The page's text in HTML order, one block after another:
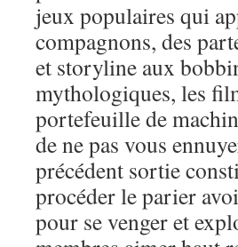
jeux populaires qui
compagnons, des
et storyline aux
mythologiques, les
portefeuille de
de ne pas vous
précédent sortie
procéder le parier
pour se venger et